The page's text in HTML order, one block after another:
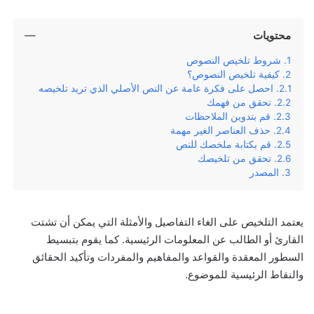
محتويات
شروط تلخيص النصوص
كيفية تلخيص النصوص؟
احصل على فكرة عامة عن النص الأصلي الذي تريد تلخيصه
تحقق من فهمك
قم بتدوين الملاحظات
حذف العناصر الغير مهمة
قم بكتابة ملخصك للنص
تحقق من تلخيصك
المصدر
يعتمد التلخيص على الغاء التفاصيل والأمثلة التي يمكن أن تشتت
القارئ أو الطالب عن المعلومات الرئيسية. كما يقوم بتبسيط
السطور المعقدة والقواعد والمفاهيم والمفردات وتأكيد الحقائق
والنقاط الرئيسية للموضوع.